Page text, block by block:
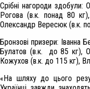
Срібні нагороди здобули:
Рогова (в.к. понад 80
Олександр Вересюк (в.к.
Бронзові призери: Іванна
Булатов (в.к. до 85 кг),
Кожухов (в.к. до 115 кг),
«На шляху до цього